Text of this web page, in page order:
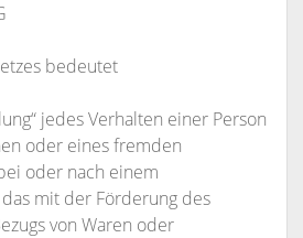
bedeutet
jedes Verhalten einer Person
oder eines fremden
oder nach einem
mit der Förderung des
von Waren oder